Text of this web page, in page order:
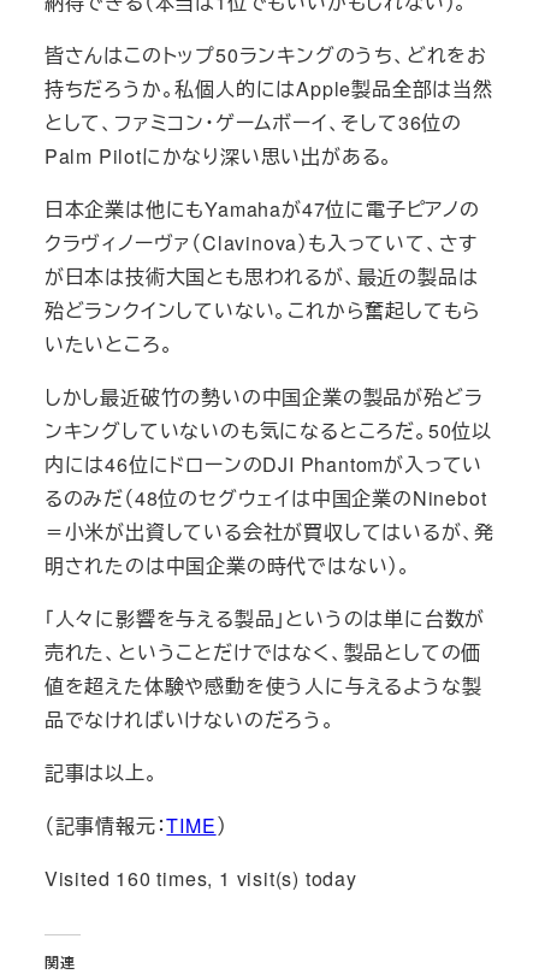
皆さんはこのトップ50ランキングのうち、どれをお
持ちだろうか。私個人的にはApple製品全部は当然
として、ファミコン・ゲームボーイ、そして36位の
Palm Pilotにかなり深い思い出がある。
日本企業は他にもYamahaが47位に電子ピアノの
クラヴィノーヴァ（Clavinova）も入っていて、さす
が日本は技術大国とも思われるが、最近の製品は
殆どランクインしていない。これから奮起してもら
いたいところ。
しかし最近破竹の勢いの中国企業の製品が殆どラ
ンキングしていないのも気になるところだ。50位以
内には46位にドローンのDJI Phantomが入ってい
るのみだ（48位のセグウェイは中国企業のNinebot
＝小米が出資している会社が買収してはいるが、発
明されたのは中国企業の時代ではない）。
「人々に影響を与える製品」というのは単に台数が
売れた、ということだけではなく、製品としての価
値を超えた体験や感動を使う人に与えるような製
品でなければいけないのだろう。
記事は以上。
（記事情報元：TIME）
Visited 160 times, 1 visit(s) today
関連